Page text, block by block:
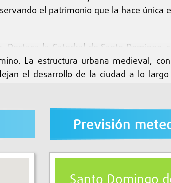
el patrimonio que la hace única
la Catedral de Santo Domingo,
La estructura urbana medieval,
el desarrollo de la ciudad a lo
Camino Francés. Su historia y
Anunciación, donde los peregrinos
Previsión